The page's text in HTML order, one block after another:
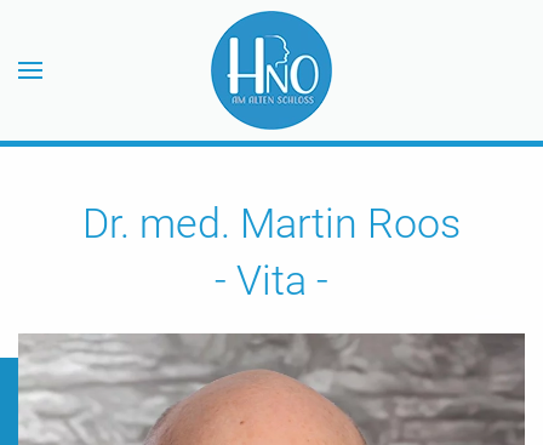
Zum Hauptinhalt springen
Dr. med. Martin Roos
- Vita -